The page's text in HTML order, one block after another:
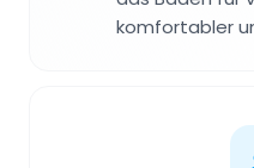
komfortabler